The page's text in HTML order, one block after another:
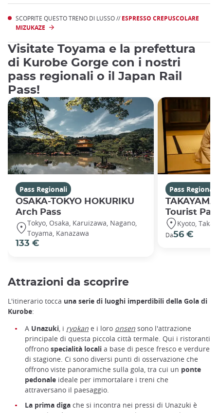
SCOPRITE QUESTO TRENO DI LUSSO // ESPRESSO CREPUSCOLARE
MIZUKAZE
Visitate Toyama e la prefettura
di Kurobe Gorge con i nostri
pass regionali o il Japan Rail
Pass!
Pass Regionali
OSAKA-TOKYO HOKURIKU
Arch Pass
Tokyo, Osaka, Karuizawa, Nagano,
Toyama, Kanazawa
133 €
Pass Regionali
Tourist
Kyoto,
Da56 €
Attrazioni da scoprire
L'itinerario tocca una serie di luoghi imperdibili della Gola di
Kurobe:
A Unazuki, i ryokan e i loro onsen sono l'attrazione
principale di questa piccola città termale. Qui i ristoranti
offrono specialità locali a base di pesce fresco e verdure
di stagione. Ci sono diversi punti di osservazione che
offrono viste panoramiche sulla gola, tra cui un ponte
pedonale ideale per immortalare i treni che
attraversano il paesaggio.
La prima diga che si incontra nei pressi di Unazuki è